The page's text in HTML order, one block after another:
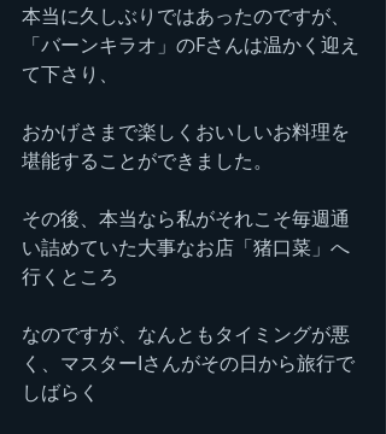
本当に久しぶりではあったのですが、
「バーンキラオ」のFさんは温かく迎え
て下さり、
おかげさまで楽しくおいしいお料理を
堪能することができました。
その後、本当なら私がそれこそ毎週通
い詰めていた大事なお店「猪口菜」へ
行くところ
なのですが、なんともタイミングが悪
く、マスターIさんがその日から旅行で
しばらく